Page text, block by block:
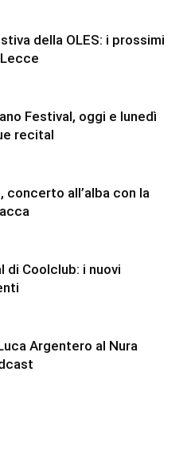
della OLES: i prossimi
Festival, oggi e lunedì
recital
concerto all’alba con la
di Coolclub: i nuovi
Argentero al Nura